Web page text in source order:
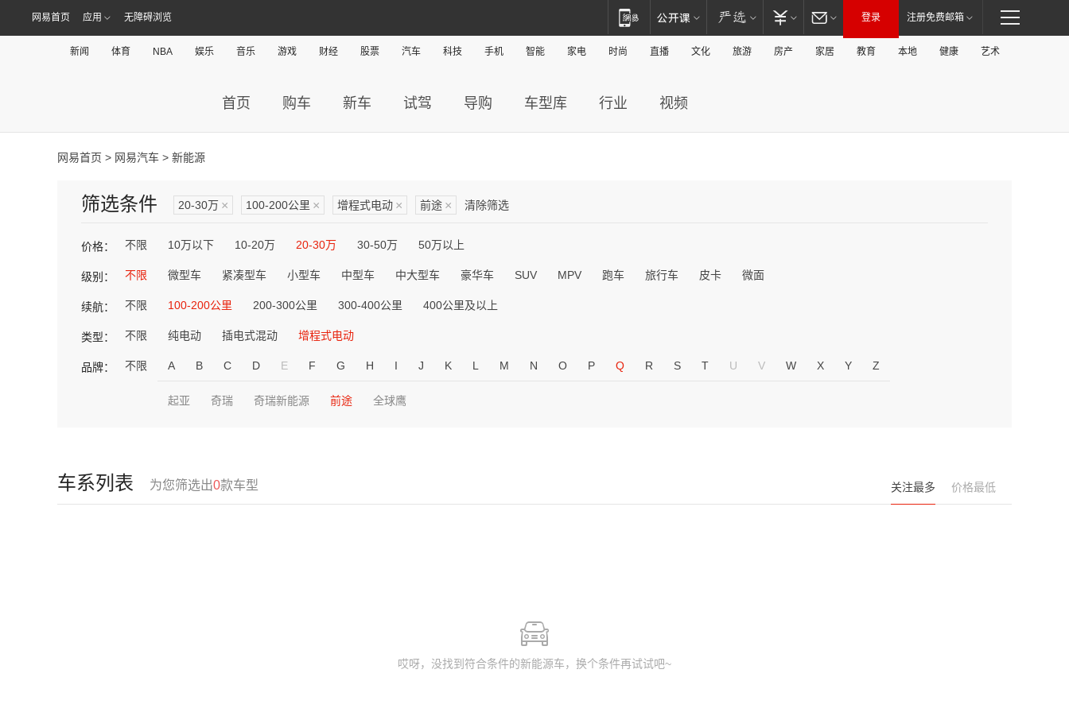
网易首页 应用 无障碍浏览 登录 注册免费邮箱
新闻 体育 NBA 娱乐 音乐 游戏 财经 股票 汽车 科技 手机 智能 家电 时尚 直播 文化 旅游 房产 家居 教育 本地 健康 艺术
首页 购车 新车 试驾 导购 车型库 行业 视频
网易首页 > 网易汽车 > 新能源
筛选条件 20-30万 × 100-200公里 × 增程式电动 × 前途 × 清除筛选
价格： 不限 10万以下 10-20万 20-30万 30-50万 50万以上
级别： 不限 微型车 紧凑型车 小型车 中型车 中大型车 豪华车 SUV MPV 跑车 旅行车 皮卡 微面
续航： 不限 100-200公里 200-300公里 300-400公里 400公里及以上
类型： 不限 纯电动 插电式混动 增程式电动
品牌： 不限 A B C D E F G H I J K L M N O P Q R S T U V W X Y Z
起亚 奇瑞 奇瑞新能源 前途 全球鹰
车系列表 为您筛选出0款车型 关注最多 价格最低
哎呀，没找到符合条件的新能源车，换个条件再试试吧~